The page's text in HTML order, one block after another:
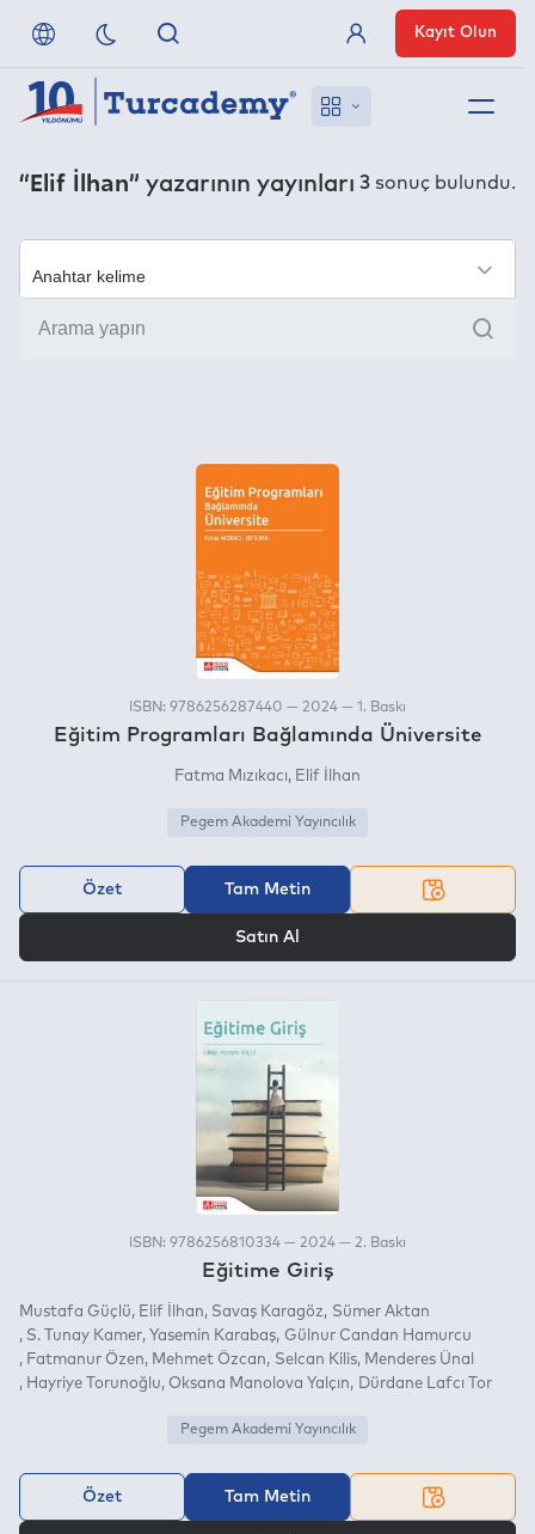
Uzaktan Erişim
Üye Girişi
Kayıt Olun
“Elif İlhan” yazarının yayınları 3 sonuç bulundu.
Ara
ISBN: 9786256287440 — 2024 — 1. Baskı
Eğitim Programları Bağlamında Üniversite
Fatma Mızıkacı Elif İlhan
Pegem Akademi Yayıncılık
Özet Tam Metin
Satın Al
ISBN: 9786256810334 — 2024 — 2. Baskı
Eğitime Giriş
Mustafa Güçlü Elif İlhan Savaş Karagöz
Sümer Aktan
S. Tunay Kamer Yasemin Karabaş
Gülnur Candan Hamurcu
Fatmanur Özen
Mehmet Özcan Selcan Kilis
Menderes Ünal
Hayriye Torunoğlu
Oksana Manolova Yalçın Dürdane Lafcı Tor
Pegem Akademi Yayıncılık
Özet Tam Metin